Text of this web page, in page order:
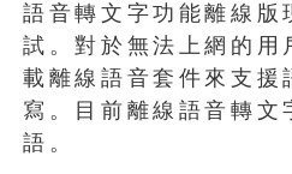
語音轉文字功能離線版
試。對於無法上網的用
載離線語音套件來支援
寫。目前離線語音轉文
語。